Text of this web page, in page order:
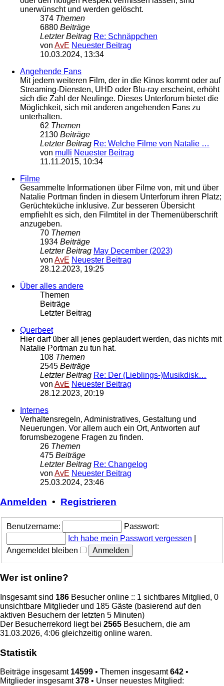
unerwünscht und werden gelöscht.
374 Themen
6880 Beiträge
Letzter Beitrag Re: Schnäppchen
von AvE Neuester Beitrag
10.03.2024, 13:34
Angehende Fans
Mit jedem weiteren Film, der in die Kinos kommt oder auf
Streaming-Diensten, UHD oder Blu-ray erscheint, erhöht
sich die Zahl der Neulinge. Dieses Unterforum bietet die
Möglichkeit, sich mit anderen angehenden Fans zu
unterhalten.
62 Themen
2130 Beiträge
Letzter Beitrag Re: Welche Filme von Natalie …
von mulli Neuester Beitrag
11.11.2015, 10:34
Filme
Gesammelte Informationen über Filme von, mit und über
Natalie Portman finden in diesem Unterforum ihren Platz;
Gerüchteküche inklusive. Zur besseren Übersicht
empfiehlt es sich, den Filmtitel in der Themenüberschrift
anzugeben.
70 Themen
1934 Beiträge
Letzter Beitrag May December (2023)
von AvE Neuester Beitrag
28.12.2023, 19:25
Über alles andere
Themen
Beiträge
Letzter Beitrag
Querbeet
Hier darf über all jenes geplaudert werden, das nichts mit
Natalie Portman zu tun hat.
108 Themen
2545 Beiträge
Letzter Beitrag Re: Der (Lieblings-)Musikdisk…
von AvE Neuester Beitrag
28.12.2023, 20:19
Internes
Verhaltensregeln, Administratives, Gestaltung und
Neuerungen. Vor allem auch ein Ort, Antworten auf
forumsbezogene Fragen zu finden.
26 Themen
475 Beiträge
Letzter Beitrag Re: Changelog
von AvE Neuester Beitrag
25.03.2024, 23:46
Anmelden • Registrieren
Benutzername:
Passwort:
Ich habe mein Passwort vergessen
Angemeldet bleiben
Wer ist online?
Insgesamt sind 186 Besucher online :: 1 sichtbares Mitglied, 0
unsichtbare Mitglieder und 185 Gäste (basierend auf den
aktiven Besuchern der letzten 5 Minuten)
Der Besucherrekord liegt bei 2565 Besuchern, die am
31.03.2026, 4:06 gleichzeitig online waren.
Statistik
Beiträge insgesamt 14599 • Themen insgesamt642 •
Mitglieder insgesamt378 • Unser neuestes Mitglied: